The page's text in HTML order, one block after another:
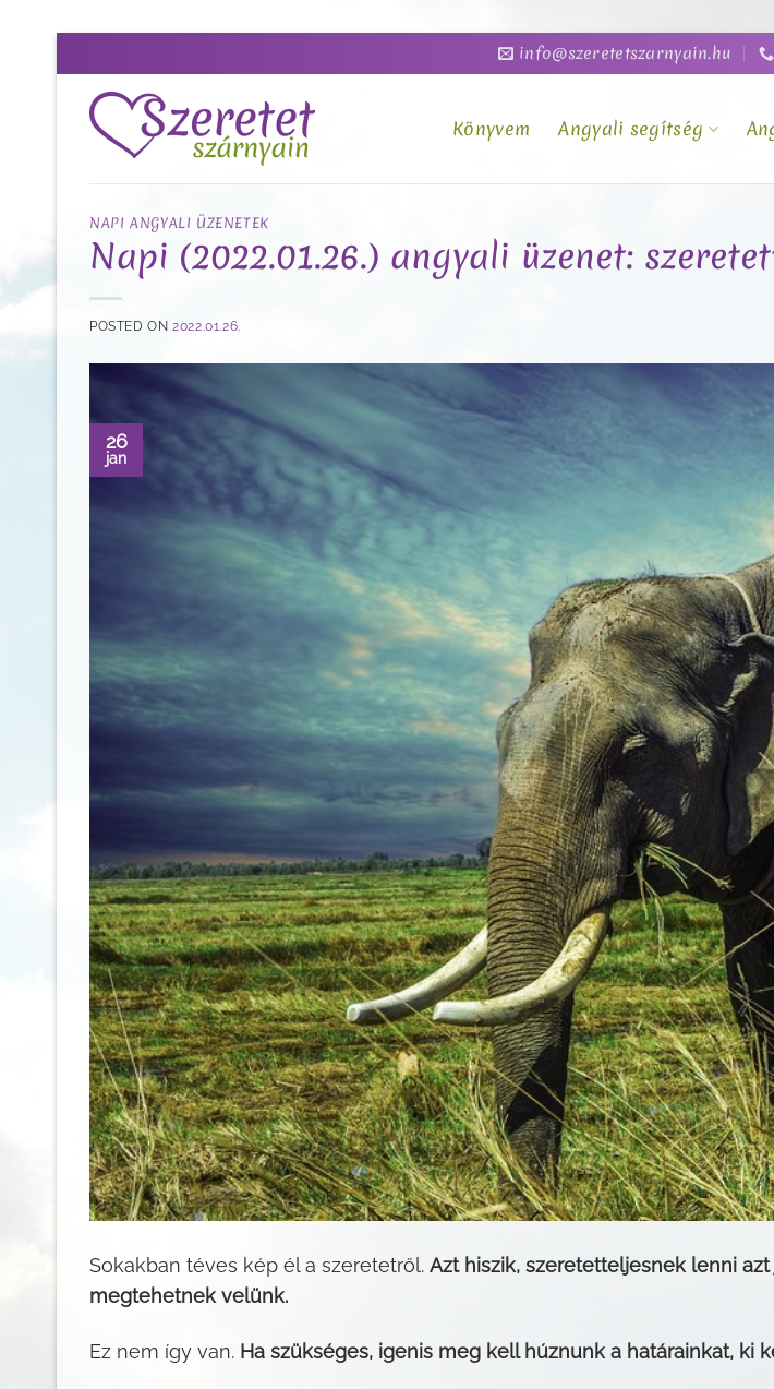
to
content
info@szeretetszarnyain.hu
Könyvem Angyali segítség
NAPI ANGYALI ÜZENETEK
Napi (2022.01.26.) angyali üzenet:
POSTED ON2022.01.26.
26
jan
Sokakban téves kép él a szeretetről. Azt hiszik, szeretetteljesnek lenni
megtehetnek velünk.
Ez nem így van. Ha szükséges, igenis meg kell húznunk a határainkat, ki